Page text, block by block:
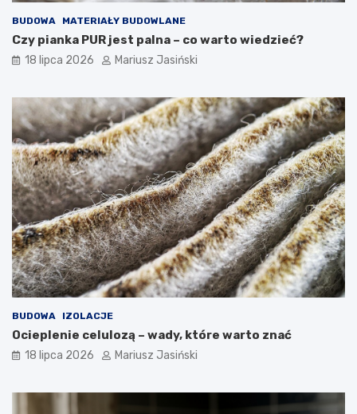
BUDOWA MATERIAŁY BUDOWLANE
Czy pianka PUR jest palna – co warto wiedzieć?
18 lipca 2026 Mariusz Jasiński
BUDOWA IZOLACJE
Ocieplenie celulozą – wady, które warto znać
18 lipca 2026 Mariusz Jasiński